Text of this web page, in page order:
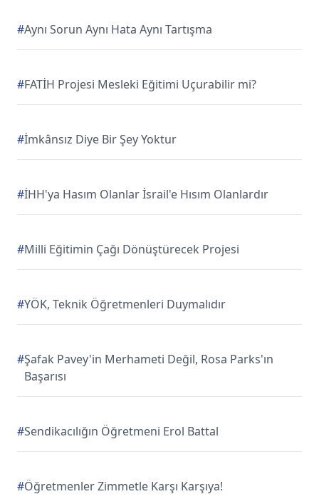
#Aynı Sorun Aynı Hata Aynı Tartışma
#FATİH Projesi Mesleki Eğitimi Uçurabilir mi?
#İmkânsız Diye Bir Şey Yoktur
#İHH'ya Hasım Olanlar İsrail'e Hısım Olanlardır
#Milli Eğitimin Çağı Dönüştürecek Projesi
#YÖK, Teknik Öğretmenleri Duymalıdır
#Şafak Pavey'in Merhameti Değil, Rosa Parks'ın
Başarısı
#Sendikacılığın Öğretmeni Erol Battal
#Öğretmenler Zimmetle Karşı Karşıya!